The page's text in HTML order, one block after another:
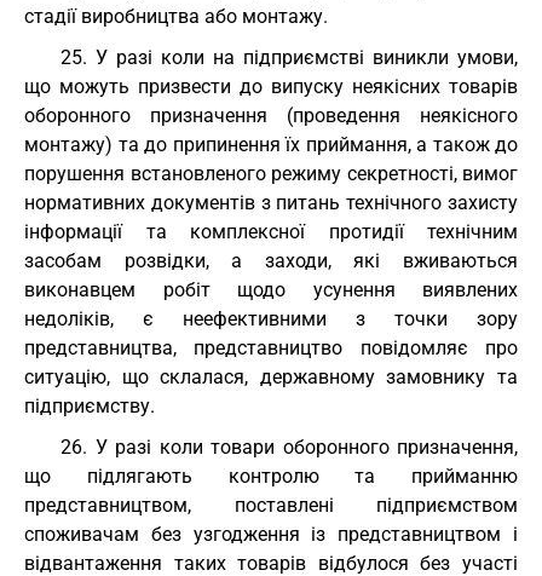
стадії виробництва або монтажу.
25. У разі коли на підприємстві виникли умови,
що можуть призвести до випуску неякісних товарів
оборонного призначення (проведення неякісного
монтажу) та до припинення їх приймання, а також до
порушення встановленого режиму секретності, вимог
нормативних документів з питань технічного захисту
інформації та комплексної протидії технічним
засобам розвідки, а заходи, які вживаються
виконавцем робіт щодо усунення виявлених
недоліків, є неефективними з точки зору
представництва, представництво повідомляє про
ситуацію, що склалася, державному замовнику та
підприємству.
26. У разі коли товари оборонного призначення,
що підлягають контролю та прийманню
представництвом, поставлені підприємством
споживачам без узгодження із представництвом і
відвантаження таких товарів відбулося без участі